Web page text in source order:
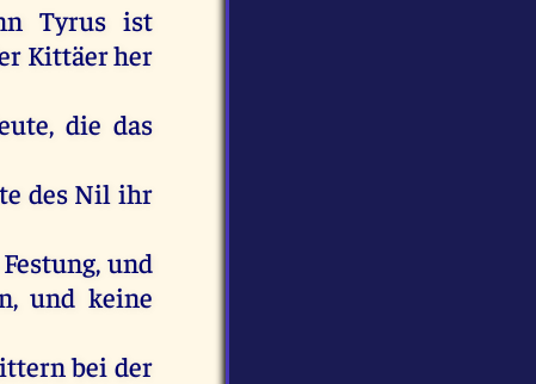
Tyrus ist
Kittäerher
, die das
des Nil ihr
Festung, und
,und keine
bei der